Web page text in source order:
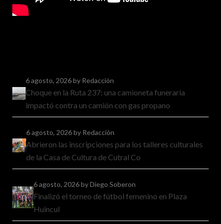
6 agosto, 2026by Redacción
Choque en la Ruta 237: una camioneta funeraria
impactó contra un camión con gas propano
6 agosto, 2026by Redacción
Abrieron las inscripciones para los talleres culturales
de la Casa de Cultura de Cutral Co
6 agosto, 2026by Diego Soberon
Finalizó el torneo de fútbol femenino en Plaza
Huincul